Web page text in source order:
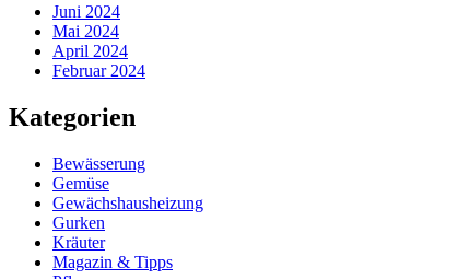
Juni 2024
Mai 2024
April 2024
Februar 2024
Kategorien
Bewässerung
Gemüse
Gewächshausheizung
Gurken
Kräuter
Magazin & Tipps